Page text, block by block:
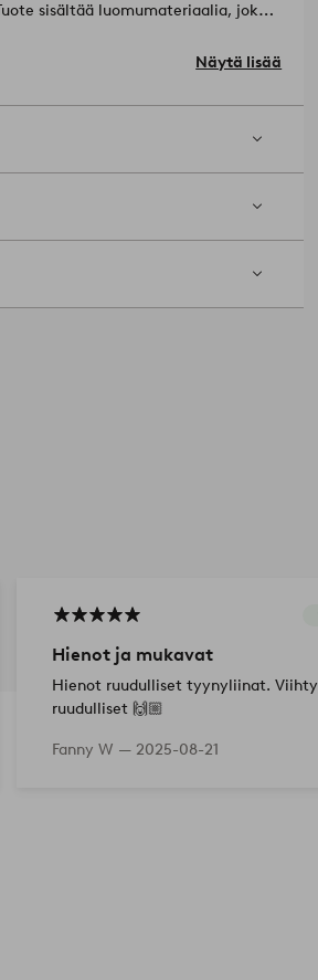
sisältää luomumateriaalia, joka
eliöitä (GMO). Tämä
Näytä lisää
Hienot ja mukavat
Hienot ruudulliset tyynyliinat.
ruudulliset 🙌🏼
Fanny W — 2025-08-21